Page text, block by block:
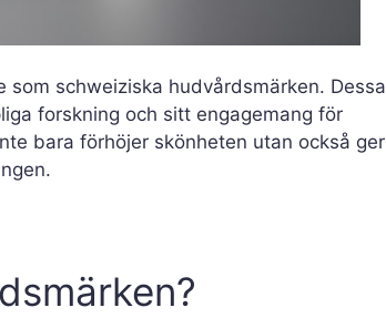
schweiziska hudvårdsmärken. Dessa
forskning och sitt engagemang för
bara förhöjer skönheten utan också ger